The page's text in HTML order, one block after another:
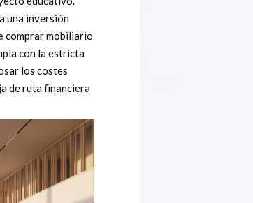
una inversión
comprar mobiliario
con la estricta
los costes
de ruta financiera